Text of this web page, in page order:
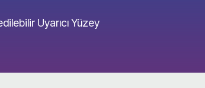
Uyarıcı Yüzey